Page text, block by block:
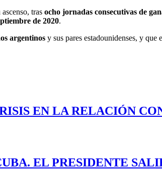
tras ocho jornadas consecutivas de
de 2020.
argentinos y sus pares estadounidenses, y que
EN LA RELACIÓN
EL PRESIDENTE